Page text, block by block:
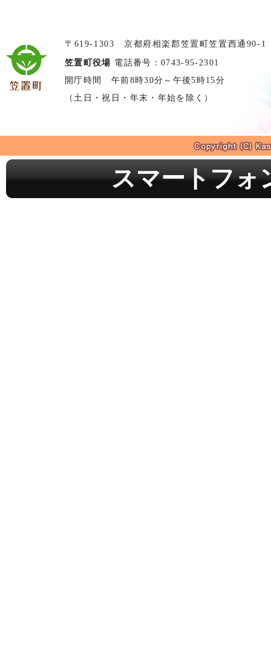
〒619-1303 京都府相楽郡笠置町笠置西通90-1
笠置町役場 電話番号：0743-95-2301
開庁時間 午前8時30分～午後5時15分
（土日・祝日・年末・年始を除く）
スマートフォ